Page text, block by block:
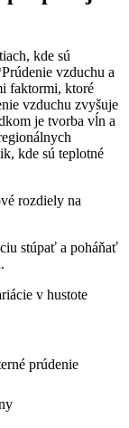
kde sú
vzduchu a
faktormi, ktoré
vzduchu zvyšuje
je tvorba vĺn a
kde sú teplotné
rozdiely na
stúpať a poháňať
v hustote
prúdenie